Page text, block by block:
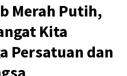
Merah Putih,
Kita
Persatuan dan